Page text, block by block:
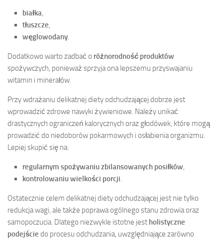
białka,
tłuszcze,
węglowodany.
Dodatkowo warto zadbać o różnorodność produktów
spożywczych, ponieważ sprzyja ona lepszemu przyswajaniu
witamin i minerałów.
Przy wdrażaniu delikatnej diety odchudzającej dobrze jest
wprowadzić zdrowe nawyki żywieniowe. Należy unikać
drastycznych ograniczeń kalorycznych oraz głodówek, które mogą
prowadzić do niedoborów pokarmowych i osłabienia organizmu.
Lepiej skupić się na:
regularnym spożywaniu zbilansowanych posiłków,
kontrolowaniu wielkości porcji.
Ostatecznie celem delikatnej diety odchudzającej jest nie tylko
redukcja wagi, ale także poprawa ogólnego stanu zdrowia oraz
samopoczucia. Dlatego niezwykle istotne jest holistyczne
podejście do procesu odchudzania, uwzględniające zarówno